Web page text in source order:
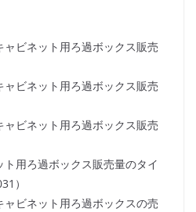
ビネット用ろ過ボックス販売
ビネット用ろ過ボックス販売
ビネット用ろ過ボックス販売
用ろ過ボックス販売量のタイ
）
ビネット用ろ過ボックスの売